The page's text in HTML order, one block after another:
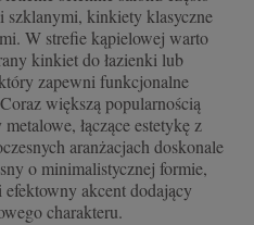
kinkiety klasyczne
W strefie kąpielowej warto
kinkiet do łazienki lub
zapewni funkcjonalne
większą popularnością
łączące estetykę z
aranżacjach doskonale
o minimalistycznej formie,
akcent dodający
charakteru.